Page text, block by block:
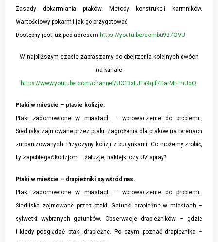
Zasady dokarmiania ptaków. Metody konstrukcji karmników.
Wartościowy pokarm i jak go przygotować.
Dostępny jest już pod adresem https://youtu.be/eombu937OVU
W najbliższym czasie zapraszamy do obejrzenia kolejnych dwóch
na kanale
https://www.youtube.com/channel/UC13xLJTa9qif7DarMrFmUqQ
Ptaki w mieście – ptasie kolizje.
Ptaki zadomowione w miastach – wprowadzenie do problemu.
Siedliska zajmowane przez ptaki. Zagrożenia dla ptaków na terenach
zurbanizowanych. Przyczyny kolizji z budynkami. Co możemy zrobić,
by zapobiegać kolizjom – żaluzje, naklejki czy UV spray?
Ptaki w mieście – drapieżniki są wśród nas.
Ptaki zadomowione w miastach – wprowadzenie do problemu.
Siedliska zajmowane przez ptaki. Gatunki drapieżne w miastach –
sylwetki wybranych gatunków. Obserwacje drapieżników – gdzie
i kiedy podglądać ptaki drapieżne. Po czym poznać drapieżnika –